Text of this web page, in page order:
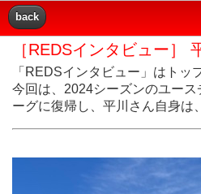
back
［REDSインタビュー］
「REDSインタビュー」はト
今回は、2024シーズンのユー
ーグに復帰し、平川さん自身は